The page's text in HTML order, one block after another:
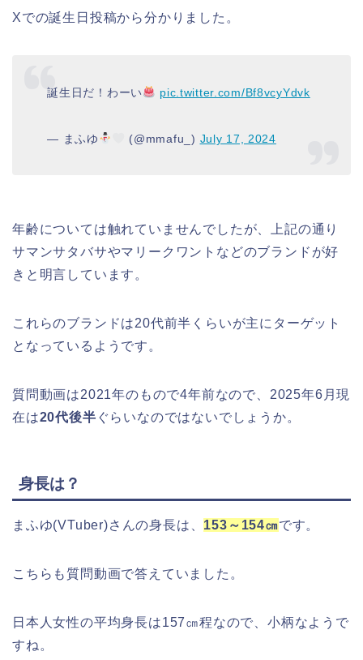
Xでの誕生日投稿から分かりました。
誕生日だ！わーい pic.twitter.com/Bf8vcyYdvk
— まふゆ (@mmafu_) July 17, 2024
年齢については触れていませんでしたが、上記の通り
サマンサタバサやマリークワントなどのブランドが好
きと明言しています。
これらのブランドは20代前半くらいが主にターゲット
となっているようです。
質問動画は2021年のもので4年前なので、2025年6月現
在は20代後半 ぐらいなのではないでしょうか。
身長は？
まふゆ(VTuber)さんの身長は、 153～154㎝です。
こちらも質問動画で答えていました。
日本人女性の平均身長は157㎝程なので、小柄なようで
すね。